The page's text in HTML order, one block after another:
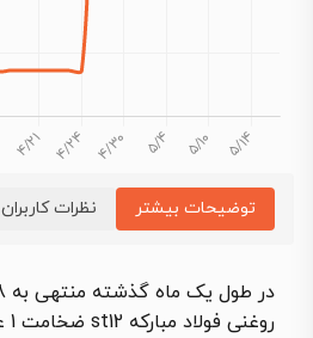
توضیحات بیشتر نظرات کاربران
روغنی فولاد مبارکه st12 ضخامت 1 عرض 1000 روندی نسبتاً